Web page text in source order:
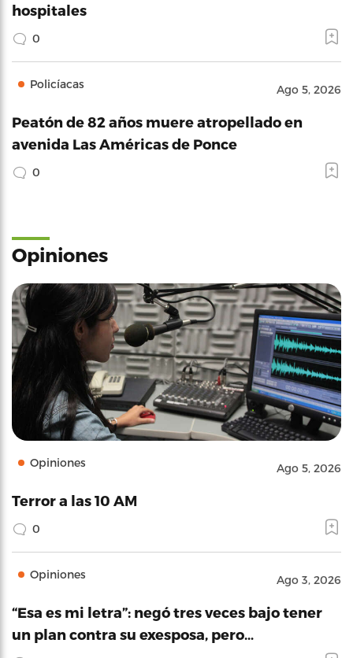
hospitales
0
Policíacas Ago 5, 2026
Peatón de 82 años muere atropellado en
avenida Las Américas de Ponce
0
Opiniones
Opiniones Ago 5, 2026
Terror a las 10 AM
0
Opiniones Ago 3, 2026
“Esa es mi letra”: negó tres veces bajo tener
un plan contra su exesposa, pero…